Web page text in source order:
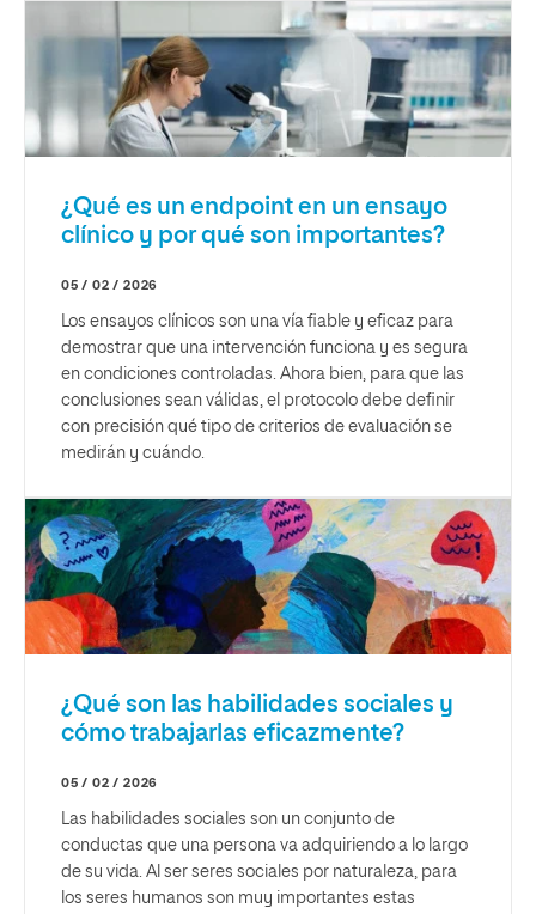
¿Qué es un endpoint en un ensayo
clínico y por qué son importantes?
05 / 02 / 2026
Los ensayos clínicos son una vía fiable y eficaz para
demostrar que una intervención funciona y es segura
en condiciones controladas. Ahora bien, para que las
conclusiones sean válidas, el protocolo debe definir
con precisión qué tipo de criterios de evaluación se
medirán y cuándo.
¿Qué son las habilidades sociales y
cómo trabajarlas eficazmente?
05 / 02 / 2026
Las habilidades sociales son un conjunto de
conductas que una persona va adquiriendo a lo largo
de su vida. Al ser seres sociales por naturaleza, para
los seres humanos son muy importantes estas